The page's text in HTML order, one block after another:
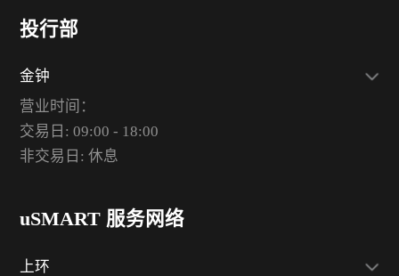
投行部
金钟
营业时间：
交易日: 09:00 - 18:00
非交易日: 休息
uSMART 服务网络
上环